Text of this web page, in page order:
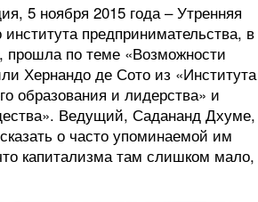
5 ноября 2015 года – Утренняя
предпринимательства, в
прошла по теме «Возможности
Хернандо де Сото из «Института
образования и лидерства» и
Ведущий, Садананд Дхуме,
о часто упоминаемой им
капитализма там слишком мало,